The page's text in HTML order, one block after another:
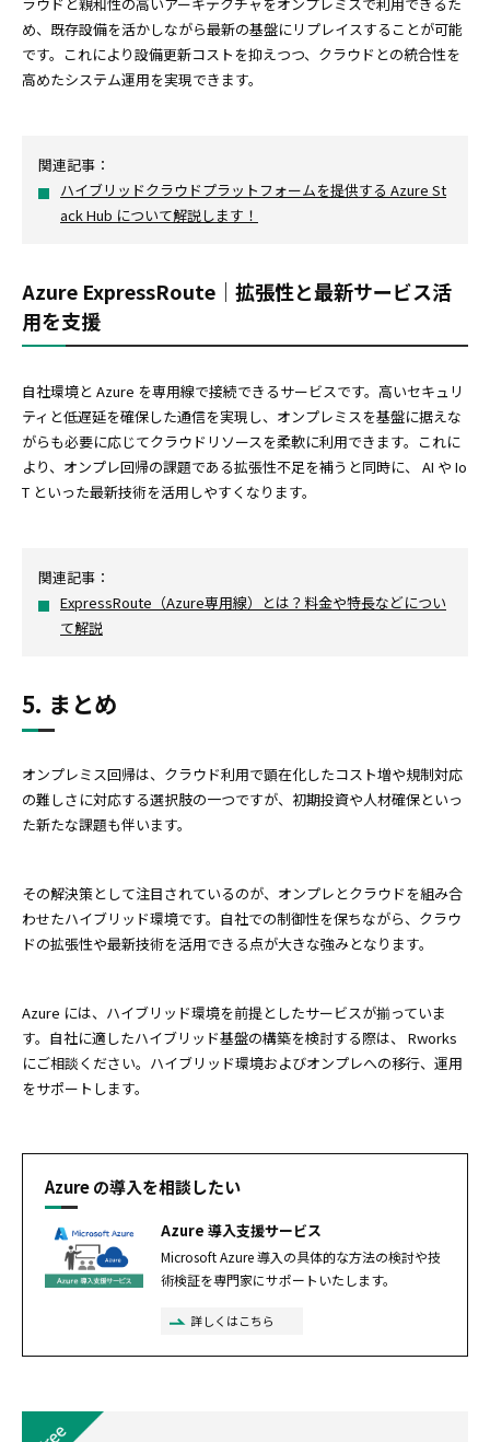
め、既存設備を活かしながら最新の基盤にリプレイスすることが可能
です。これにより設備更新コストを抑えつつ、クラウドとの統合性を
高めたシステム運用を実現できます。
関連記事：
ハイブリッドクラウドプラットフォームを提供する Azure St
ack Hub について解説します！
Azure ExpressRoute｜拡張性と最新サービス活
用を支援
自社環境と Azure を専用線で接続できるサービスです。高いセキュリ
ティと低遅延を確保した通信を実現し、オンプレミスを基盤に据えな
がらも必要に応じてクラウドリソースを柔軟に利用できます。これに
より、オンプレ回帰の課題である拡張性不足を補うと同時に、 AI や Io
T といった最新技術を活用しやすくなります。
関連記事：
ExpressRoute（Azure専用線）とは？料金や特長などについ
て解説
5. まとめ
オンプレミス回帰は、クラウド利用で顕在化したコスト増や規制対応
の難しさに対応する選択肢の一つですが、初期投資や人材確保といっ
た新たな課題も伴います。
その解決策として注目されているのが、オンプレとクラウドを組み合
わせたハイブリッド環境です。自社での制御性を保ちながら、クラウ
ドの拡張性や最新技術を活用できる点が大きな強みとなります。
Azure には、ハイブリッド環境を前提としたサービスが揃っていま
す。自社に適したハイブリッド基盤の構築を検討する際は、 Rworks
にご相談ください。ハイブリッド環境およびオンプレへの移行、運用
をサポートします。
Azure の導入を相談したい
Azure 導入支援サービス
Microsoft Azure 導入の具体的な方法の検討や技
術検証を専門家にサポートいたします。
詳しくはこちら